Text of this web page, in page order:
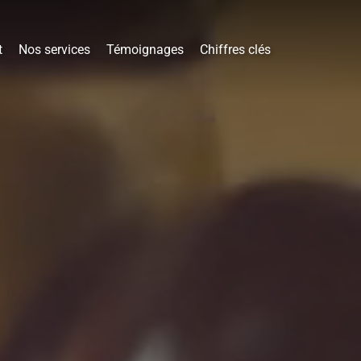
Nos services Témoignages Chiffres clés